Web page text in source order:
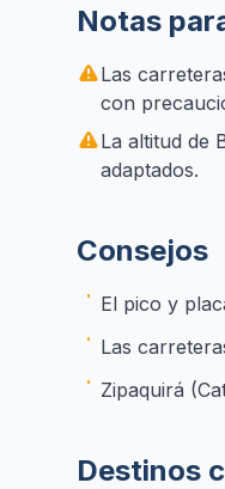
Notas
Las
con
La altitud de
adaptados.
Consejos
El pico y
Las
Zipaquirá
Destinos